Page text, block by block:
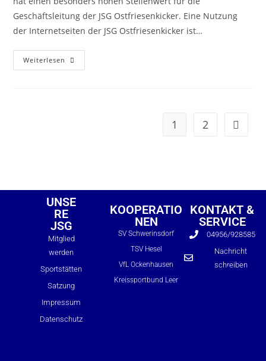
Geschäftsleitung der JSG Ostfriesenkicker. Eine Nutzung
der Internetseiten der JSG Ostfriesenkicker ist…
Weiterlesen
1 2
UNSE
RE
JSG
Mitglied
werden
Sportstätten
Satzung
Impressum
Datenschutz
KOOPERATIO
NEN
SV Schwerinsdorf
TSV Hesel
VfL Ockenhausen
Kreissportbund Leer
KONTAKT &
SERVICE
04956/928585
Nachricht
schreiben
Formulare